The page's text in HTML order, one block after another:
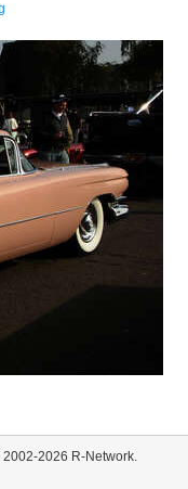
2026 R-Network.